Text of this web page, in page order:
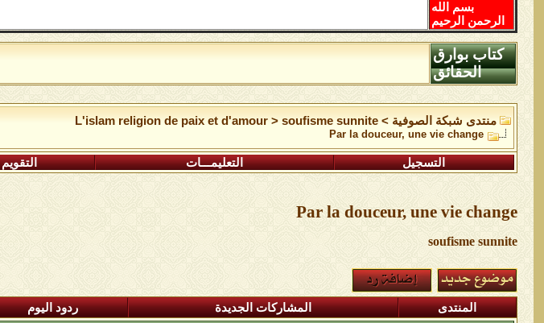
بسم الله
الرحمن الرحيم
كتاب بوارق
الحقائق
منتدى شبكة الصوفية >
L'islam religion de paix et d'amour > soufisme sunnite
Par la douceur, une vie change
التسجيل التعليمـــات التقويم
Par la douceur, une vie change
soufisme sunnite
المنتدى المشاركات الجديدة ردود اليوم